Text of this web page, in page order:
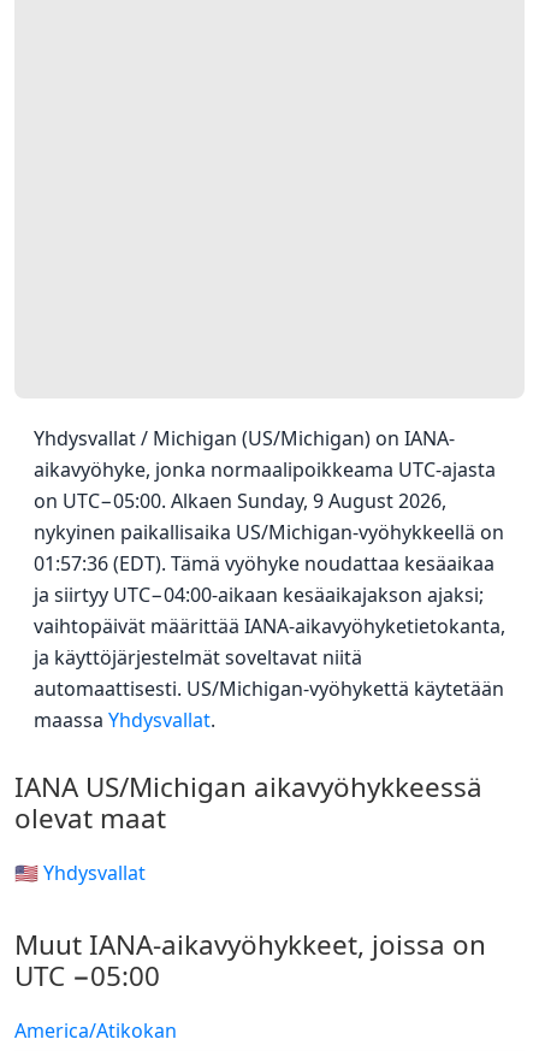
Yhdysvallat / Michigan (US/Michigan) on IANA-
aikavyöhyke, jonka normaalipoikkeama UTC-ajasta
on UTC−05:00. Alkaen Sunday, 9 August 2026,
nykyinen paikallisaika US/Michigan-vyöhykkeellä on
01:57:36 (EDT). Tämä vyöhyke noudattaa kesäaikaa
ja siirtyy UTC−04:00-aikaan kesäaikajakson ajaksi;
vaihtopäivät määrittää IANA-aikavyöhyketietokanta,
ja käyttöjärjestelmät soveltavat niitä
automaattisesti. US/Michigan-vyöhykettä käytetään
maassa Yhdysvallat.
IANA US/Michigan aikavyöhykkeessä
olevat maat
🇺🇸 Yhdysvallat
Muut IANA-aikavyöhykkeet, joissa on
UTC −05:00
America/Atikokan